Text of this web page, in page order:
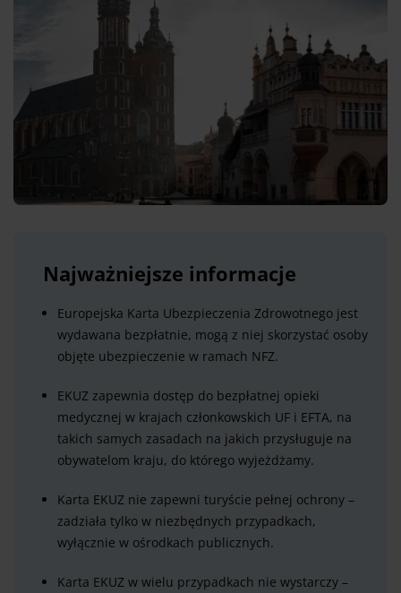
Najważniejsze informacje
Europejska Karta Ubezpieczenia Zdrowotnego jest
wydawana bezpłatnie, mogą z niej skorzystać osoby
objęte ubezpieczenie w ramach NFZ.
EKUZ zapewnia dostęp do bezpłatnej opieki
medycznej w krajach członkowskich UF i EFTA, na
takich samych zasadach na jakich przysługuje na
obywatelom kraju, do którego wyjeżdżamy.
Karta EKUZ nie zapewni turyście pełnej ochrony –
zadziała tylko w niezbędnych przypadkach,
wyłącznie w ośrodkach publicznych.
Karta EKUZ w wielu przypadkach nie wystarczy –